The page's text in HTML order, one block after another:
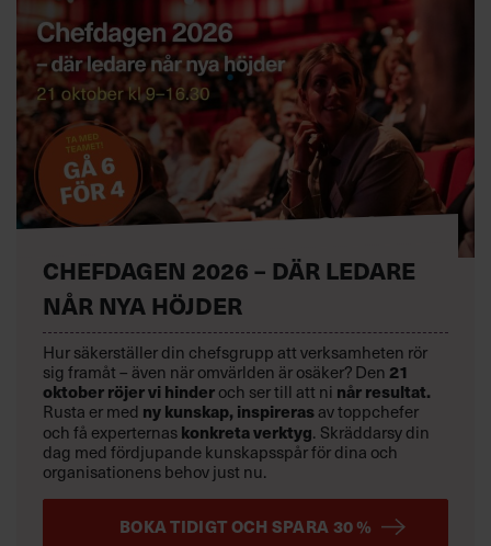
CHEFDAGEN 2026 – DÄR LEDARE
NÅR NYA HÖJDER
Hur säkerställer din chefsgrupp att verksamheten rör
sig framåt – även när omvärlden är osäker? Den 21
oktoberröjer vi hinderoch ser till att ni når resultat.
Rusta er med ny kunskap, inspirerasav toppchefer
och få experternaskonkreta verktyg. Skräddarsy din
dag med fördjupande kunskapsspår för dina och
organisationens behov just nu.
BOKA TIDIGT OCH SPARA 30 %